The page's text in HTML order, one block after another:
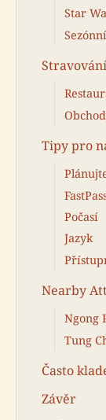
Star
Tipy pro
Počasí
Jazyk
Nearby
Ngong
Tung
Často
Závěr